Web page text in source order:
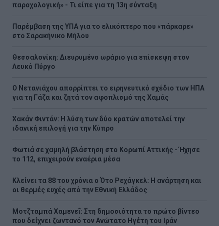
παροχολογική» - Τι είπε για τη 13η σύνταξη
Παρέμβαση της ΥΠΑ για το ελικόπτερο που «πάρκαρε»
στο Σαρακήνικο Μήλου
Θεσσαλονίκη: Διευρυμένο ωράριο για επίσκεψη στον
Λευκό Πύργο
Ο Νετανιάχου απορρίπτει το ειρηνευτικό σχέδιο των ΗΠΑ
για τη Γάζα και ζητά τον αφοπλισμό της Χαμάς
Χακάν Φιντάν: Η λύση των δύο κρατών αποτελεί την
ιδανική επιλογή για την Κύπρο
Φωτιά σε χαμηλή βλάστηση στο Κορωπί Αττικής - Ήχησε
το 112, επιχειρούν εναέρια μέσα
Κλείνει τα 88 του χρόνια ο Ότο Ρεχάγκελ: Η ανάρτηση και
οι θερμές ευχές από την Εθνική Ελλάδος
Μοτζταμπά Χαμενεΐ: Στη δημοσιότητα το πρώτο βίντεο
που δείχνει ζωντανό τον Ανώτατο Ηγέτη του Ιράν